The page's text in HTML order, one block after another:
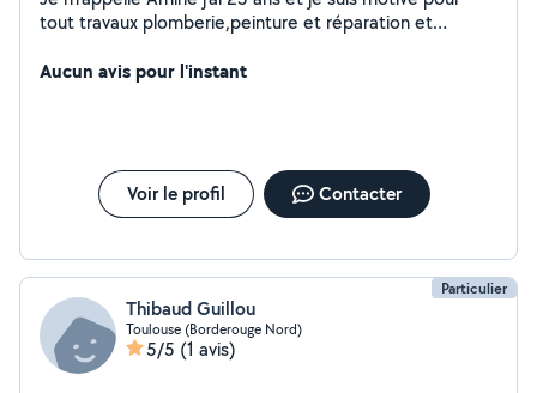
tout travaux plomberie,peinture et réparation et
Aucun avis pour l'instant
Voir le profil Contacter
Particulier
Thibaud Guillou
Toulouse (Borderouge Nord)
5/5 (1 avis)